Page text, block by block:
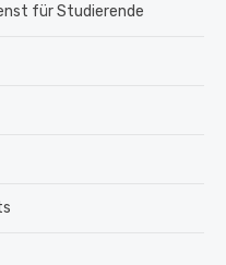
für Studierende